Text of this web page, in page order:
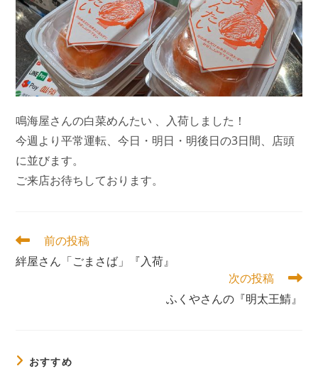
鳴海屋さんの白菜めんたい 、入荷しました！
今週より平常運転、今日・明日・明後日の3日間、店頭
に並びます。
ご来店お待ちしております。
そ
の
他
前の投稿
絆屋さん「ごまさば」『入荷』
次の投稿
ふくやさんの『明太王鯖』
おすすめ